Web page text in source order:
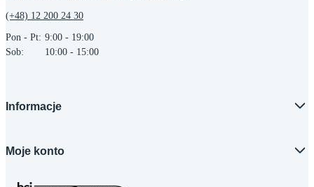
(+48) 12 200 24 30
Pon - Pt: 9:00 - 19:00
Sob:
10:00 - 15:00
Informacje
Moje konto